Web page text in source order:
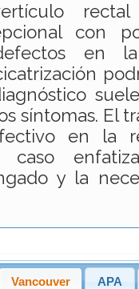
rectal
con
en
síntomas. El
en la
caso
y la
Vancouver APA